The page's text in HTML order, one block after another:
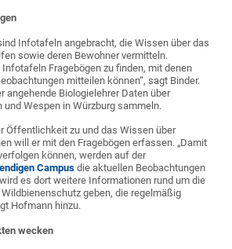
Infotafeln angebracht, die Wissen über das
sowie deren Bewohner vermitteln.
Fragebögen zu finden, mit denen
mitteilen können“, sagt Binder.
angehende Biologielehrer Daten über
Wespen in Würzburg sammeln.
Öffentlichkeit zu und das Wissen über
will er mit den Fragebögen erfassen. „Damit
können, werden auf der
Campus die aktuellen Beobachtungen
es dort weitere Informationen rund um die
geben, die regelmäßig
Hofmann hinzu.
wecken